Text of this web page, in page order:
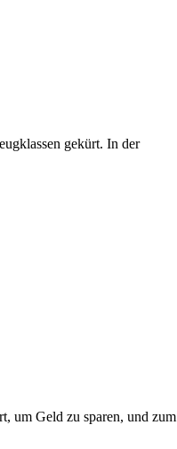
gekürt. In der
um Geld zu sparen, und zum